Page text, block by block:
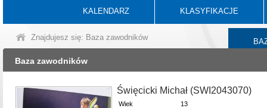
KALENDARZ KLASYFIKACJE
Znajdujesz się: Baza zawodników
Baza zawodników
Święcicki Michał (SWI2043070)
Wiek
13